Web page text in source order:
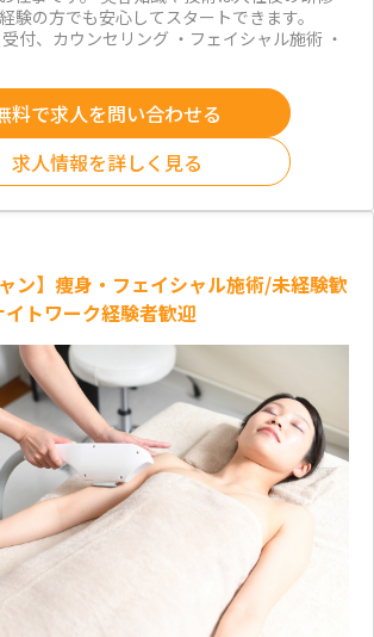
験の方でも安心してスタートできます。
受付、カウンセリング ・フェイシャル施術 ・
料で求人を問い合わせる
求人情報を詳しく見る
ン】痩身・フェイシャル施術/未経験歓
トワーク経験者歓迎